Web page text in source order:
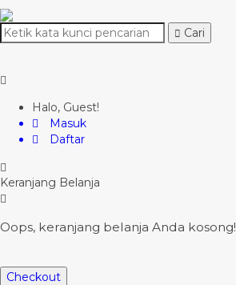
Cari
Halo, Guest!
Masuk
Daftar
Keranjang Belanja
Oops, keranjang belanja Anda kosong!
Checkout